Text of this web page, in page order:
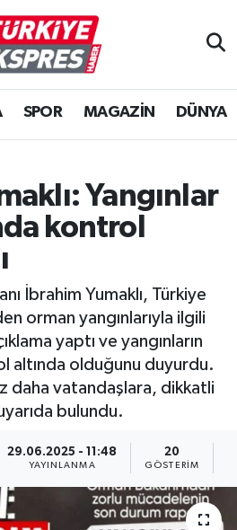
SPOR MAGAZİN DÜNYA
Yangınlar
kontrol
İbrahim Yumaklı, Türkiye
orman yangınlarıyla ilgili
yaptı ve yangınların
altında olduğunu duyurdu.
daha vatandaşlara, dikkatli
bulundu.
29.06.2025 - 11:48
YAYINLANMA
20
GÖSTERIM
Eczaneler
Haritası
ve Fikstür